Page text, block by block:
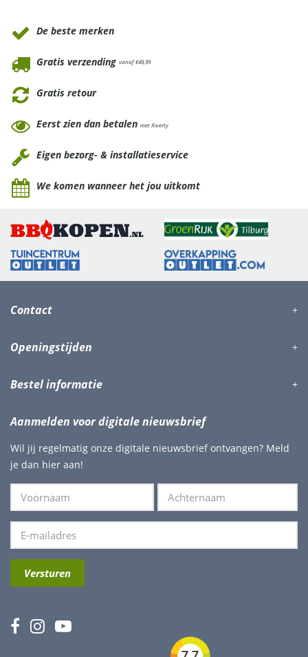
De beste merken
Gratis verzending vanaf €49,99
Gratis retour
Eerst zien dan betalen met Riverty
Eigen bezorg- & installatieservice
We komen wanneer het jou uitkomt
Contact
Openingstijden
Bestel informatie
Aanmelden voor digitale nieuwsbrief
Wil jij regelmatig onze digitale nieuwsbrief ontvangen? Meld
je dan hier aan!